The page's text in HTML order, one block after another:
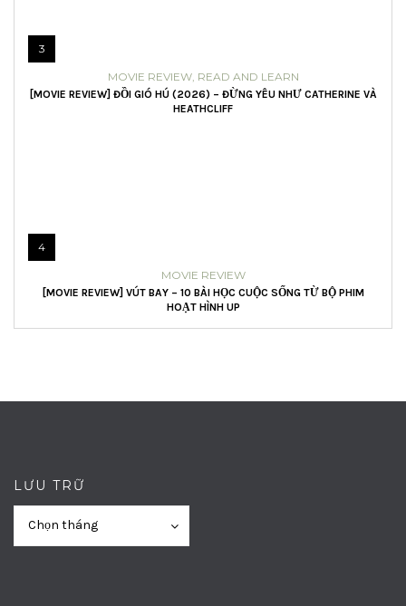
3
MOVIE REVIEW, READ AND LEARN
[MOVIE REVIEW] ĐỒI GIÓ HÚ (2026) – ĐỪNG YÊU NHƯ CATHERINE VÀ
HEATHCLIFF
4
MOVIE REVIEW
[MOVIE REVIEW] VÚT BAY – 10 BÀI HỌC CUỘC SỐNG TỪ BỘ PHIM
HOẠT HÌNH UP
LƯU TRỮ
Chọn tháng